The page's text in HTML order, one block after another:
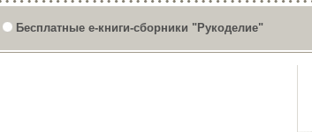
Бесплатные е-книги-сборники "Рукоделие"